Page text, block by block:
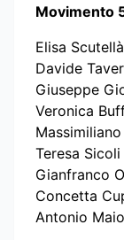
Movimento
Elisa Scutellà
Davide
Giuseppe
Veronica
Teresa Sicoli
Gianfranco
Concetta
Antonio